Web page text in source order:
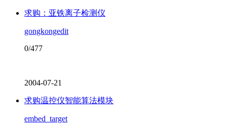
求购：亚铁离子检测仪
gongkongedit
0/477
2004-07-21
求购温控仪智能算法模块
embed_target